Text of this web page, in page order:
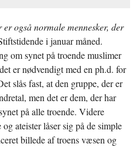
også normale mennesker, der
i januar måned.
om synet på troende muslimer
er nødvendigt med en ph.d. for
slås fast, at den gruppe, der er
men det er dem, der har
på alle troende. Videre
ateister låser sig på de simple
billede af troens væsen og